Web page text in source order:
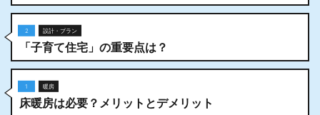
2 設計・プラン
「子育て住宅」の重要点は？
1 暖房
床暖房は必要？メリットとデメリット